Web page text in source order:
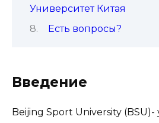
Университет Китая
Есть вопросы?
Введение
Beijing Sport University (BSU)-